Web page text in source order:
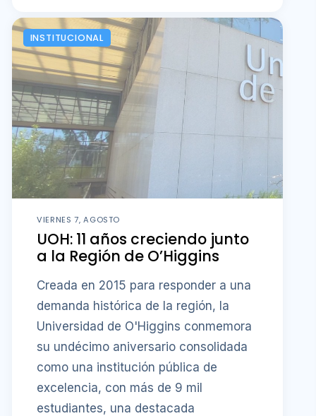
INSTITUCIONAL
VIERNES 7, AGOSTO
UOH: 11 años creciendo junto
a la Región de O’Higgins
Creada en 2015 para responder a una
demanda histórica de la región, la
Universidad de O'Higgins conmemora
su undécimo aniversario consolidada
como una institución pública de
excelencia, con más de 9 mil
estudiantes, una destacada